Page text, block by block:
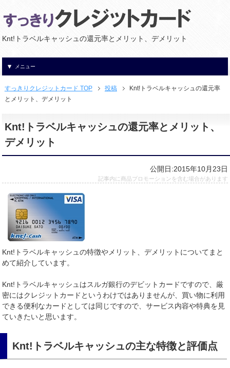
Knt!トラベルキャッシュの還元率とメリット、デメリット
メニュー
すっきりクレジットカード TOP 投稿
Knt!トラベルキャッシュの還元率
とメリット、デメリット
Knt!トラベルキャッシュの還元率とメリット、
デメリット
公開日:2015年10月23日
記事内に商品プロモーションを含む場合があります
Knt!トラベルキャッシュの特徴やメリット、デメリットについてまと
めて紹介しています。
Knt!トラベルキャッシュはスルガ銀行のデビットカードですので、厳
密にはクレジットカードというわけではありませんが、買い物に利用
できる便利なカードとしては同じですので、サービス内容や特典を見
ていきたいと思います。
Knt!トラベルキャッシュの主な特徴と評価点